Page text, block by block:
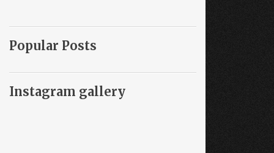
Popular Posts
Instagram gallery